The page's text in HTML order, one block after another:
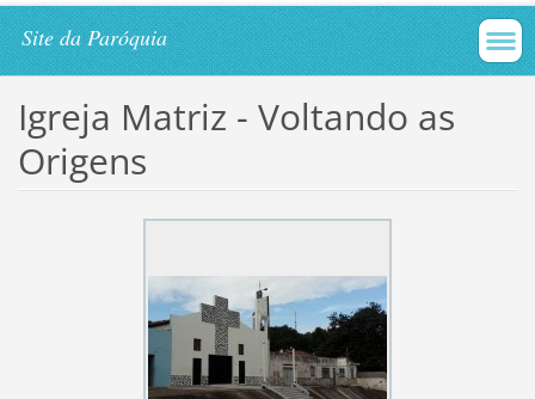
Site da Paróquia
Igreja Matriz - Voltando as
Origens